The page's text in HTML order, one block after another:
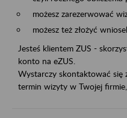
możesz zarezerwować
możesz też złożyć
Jesteś klientem ZUS -
konto na eZUS.
Wystarczy skontaktować się
termin wizyty w Twojej